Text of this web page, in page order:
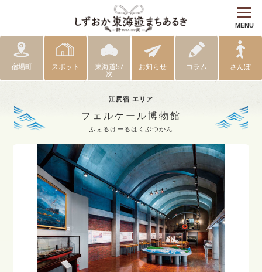
MENU
宿場町 スポット
東海道57
次
お知らせ コラム さんぽ
江尻宿 エリア
フェルケール博物館
ふぇるけーるはくぶつかん